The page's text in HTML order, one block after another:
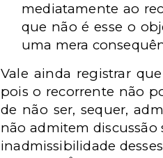
mediatamente ao
que não é esse o
uma mera
Vale ainda registrar
pois o recorrente não
de não ser, sequer,
não admitem discussão
inadmissibilidade